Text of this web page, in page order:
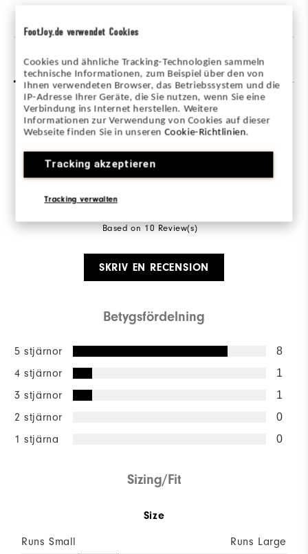
FootJoy.de verwendet Cookies
Cookies und ähnliche Tracking-Technologien sammeln
technische Informationen, zum Beispiel über den von
Ihnen verwendeten Browser, das Betriebssystem und die
IP-Adresse Ihrer Geräte, die Sie nutzen, wenn Sie eine
Verbindung ins Internet herstellen. Weitere
Informationen zur Verwendung von Cookies auf dieser
Webseite finden Sie in unserenCookie-Richtlinien.
Tracking akzeptieren
Tracking verwalten
Recensioner (10) Q&A
Overall Rating
4.7/5
Based on 10 Review(s)
SKRIV EN RECENSION
Betygsfördelning
5 stjärnor 8
4 stjärnor 1
3 stjärnor 1
2 stjärnor 0
1 stjärna 0
Sizing/Fit
Size
Runs Small Runs Large